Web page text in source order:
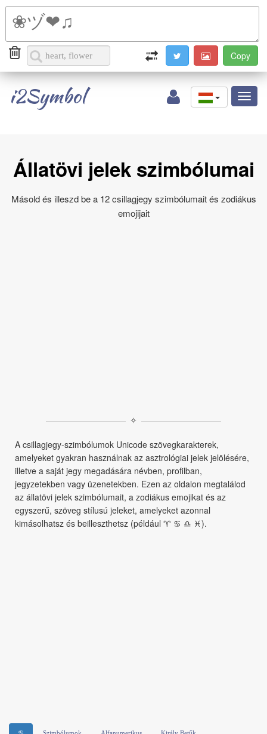
i2Symbol
Állatövi jelek szimbólumai
Másold és illeszd be a 12 csillagjegy szimbólumait és zodiákus
emojijait
✧
A csillagjegy‑szimbólumok Unicode szövegkarakterek,
amelyeket gyakran használnak az asztrológiai jelek jelölésére,
illetve a saját jegy megadására névben, profilban,
jegyzetekben vagy üzenetekben. Ezen az oldalon megtalálod
az állatövi jelek szimbólumait, a zodiákus emojikat és az
egyszerű, szöveg stílusú jeleket, amelyeket azonnal
kimásolhatsz és beilleszthetsz (például ♈︎ ♋︎ ♎︎ ♓︎).